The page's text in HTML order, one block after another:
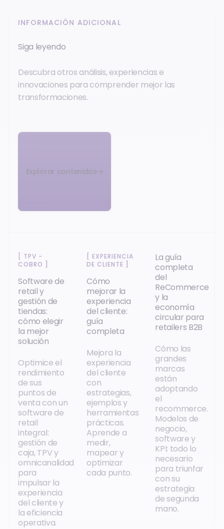
INFORMACIÓN ADICIONAL
Siga leyendo
Descubra otros análisis, experiencias e
innovaciones para comprender mejor las
transformaciones.
Explorar contenidos
TPV -
COBRO
Software de
retail y
gestión de
tiendas:
cómo elegir
la mejor
solución
Optimice el
rendimiento
de sus
puntos de
venta con un
software de
retail
integral:
gestión de
caja, TPV y
omnicanalidad
para
impulsar la
experiencia
del cliente y
la eficiencia
operativa.
[EXPERIENCIA
DE CLIENTE
Cómo
mejorar la
experiencia
del cliente:
guía
completa
Mejora la
experiencia
del cliente
con
estrategias,
ejemplos y
herramientas
prácticas.
Aprende a
medir,
mapear y
optimizar
cada punto.
La guía
completa
del
ReCommerce
y la
economía
circular para
retailers B2B
Cómo las
grandes
marcas
están
adoptando
el
recommerce.
Modelos de
negocio,
software y
KPI: todo lo
necesario
para triunfar
con su
estrategia
de segunda
mano.